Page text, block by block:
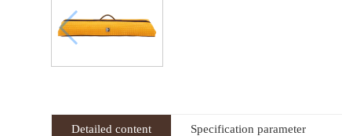
Detailed content Specification parameter